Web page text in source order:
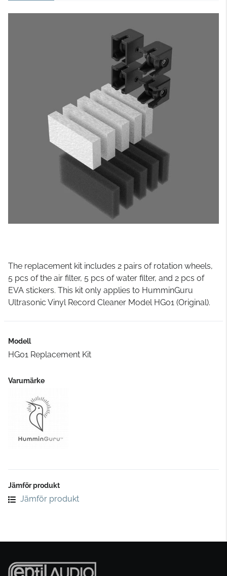
The replacement kit includes 2 pairs of rotation wheels,
5 pcs of the air filter, 5 pcs of water filter, and 2 pcs of
EVA stickers. This kit only applies to HumminGuru
Ultrasonic Vinyl Record Cleaner Model HG01 (Original).
Modell
HG01 Replacement Kit
Varumärke
Jämför produkt
Jämför produkt